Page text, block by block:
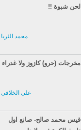
لحن شبوة !!
محمد الثريا
مخرجات (حرو) كازوز ولا غدراء
علي الخلاقي
قيس محمد صالح- صانع اول